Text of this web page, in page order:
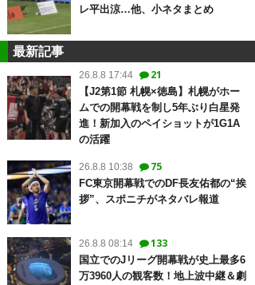
レ平出涼…他、小ネタまとめ
最新記事
26.8.8 17:44 21
【J2第1節 札幌×徳島】札幌がホー
ムでの開幕戦を制し5年ぶり白星発
進！新加入のペイショットが1G1A
の活躍
26.8.8 10:38 75
FC東京開幕戦でのDF長友佑都の“挨
拶”、スポニチがネタバレ報道
26.8.8 08:14 133
国立でのJリーグ開幕戦が史上最多6
万3960人の観客数！地上波中継＆劇